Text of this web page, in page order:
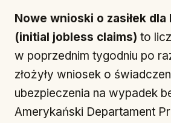
Nowe wnioski o zasiłek
(initial jobless claims) to
w poprzednim tygodniu po
złożyły wniosek o
ubezpieczenia na wypadek
Amerykański Departament